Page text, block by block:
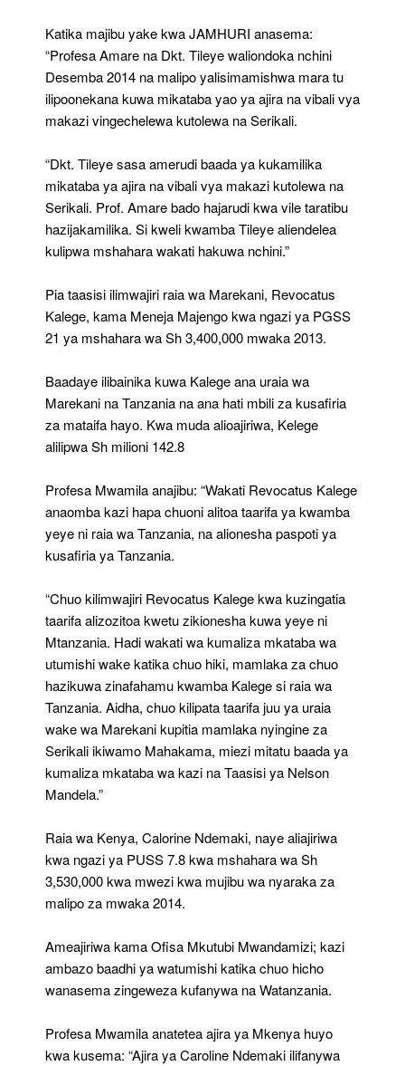
Katika majibu yake kwa JAMHURI anasema:
“Profesa Amare na Dkt. Tileye waliondoka nchini
Desemba 2014 na malipo yalisimamishwa mara tu
ilipoonekana kuwa mikataba yao ya ajira na vibali vya
makazi vingechelewa kutolewa na Serikali.
“Dkt. Tileye sasa amerudi baada ya kukamilika
mikataba ya ajira na vibali vya makazi kutolewa na
Serikali. Prof. Amare bado hajarudi kwa vile taratibu
hazijakamilika. Si kweli kwamba Tileye aliendelea
kulipwa mshahara wakati hakuwa nchini.”
Pia taasisi ilimwajiri raia wa Marekani, Revocatus
Kalege, kama Meneja Majengo kwa ngazi ya PGSS
21 ya mshahara wa Sh 3,400,000 mwaka 2013.
Baadaye ilibainika kuwa Kalege ana uraia wa
Marekani na Tanzania na ana hati mbili za kusafiria
za mataifa hayo. Kwa muda alioajiriwa, Kelege
alilipwa Sh milioni 142.8
Profesa Mwamila anajibu: “Wakati Revocatus Kalege
anaomba kazi hapa chuoni alitoa taarifa ya kwamba
yeye ni raia wa Tanzania, na alionesha paspoti ya
kusafiria ya Tanzania.
“Chuo kilimwajiri Revocatus Kalege kwa kuzingatia
taarifa alizozitoa kwetu zikionesha kuwa yeye ni
Mtanzania. Hadi wakati wa kumaliza mkataba wa
utumishi wake katika chuo hiki, mamlaka za chuo
hazikuwa zinafahamu kwamba Kalege si raia wa
Tanzania. Aidha, chuo kilipata taarifa juu ya uraia
wake wa Marekani kupitia mamlaka nyingine za
Serikali ikiwamo Mahakama, miezi mitatu baada ya
kumaliza mkataba wa kazi na Taasisi ya Nelson
Mandela.”
Raia wa Kenya, Calorine Ndemaki, naye aliajiriwa
kwa ngazi ya PUSS 7.8 kwa mshahara wa Sh
3,530,000 kwa mwezi kwa mujibu wa nyaraka za
malipo za mwaka 2014.
Ameajiriwa kama Ofisa Mkutubi Mwandamizi; kazi
ambazo baadhi ya watumishi katika chuo hicho
wanasema zingeweza kufanywa na Watanzania.
Profesa Mwamila anatetea ajira ya Mkenya huyo
kwa kusema: “Ajira ya Caroline Ndemaki ilifanywa